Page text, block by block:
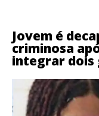
Jovem é
criminosa
integrar dois